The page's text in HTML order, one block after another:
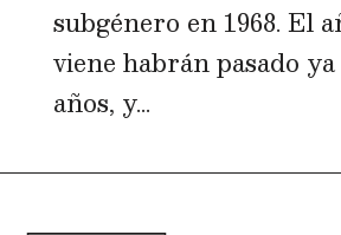
subgénero en 1968. El
viene habrán pasado
años, y...